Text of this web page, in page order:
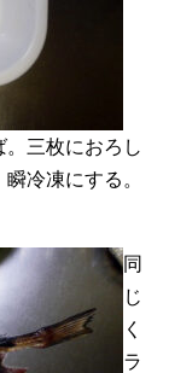
三枚におろし
冷凍にする。
同
じ
く
ラ